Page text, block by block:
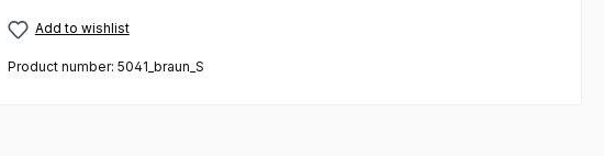
Add to wishlist
Product number: 5041_braun_S